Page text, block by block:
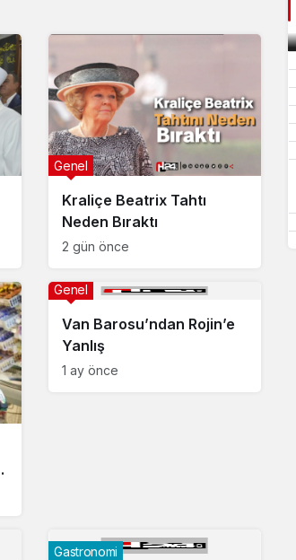
Kraliçe Beatrix Tahtı
Neden Bıraktı
Genel
2 gün önce
Van Barosu’ndan Rojin’e
Yanlış
Genel
1 ay önce
Gastronomi